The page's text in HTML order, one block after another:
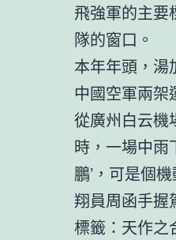
飛強軍的主要
隊的窗口。
本年年頭，湯
中國空軍兩
從廣州白云機
時，一場中雨
鵬’，可是個
翔員周函手握
標籤：天作